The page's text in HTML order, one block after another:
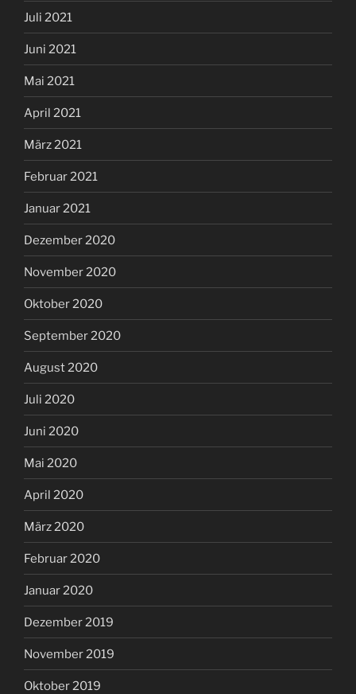
Juli 2021
Juni 2021
Mai 2021
April 2021
März 2021
Februar 2021
Januar 2021
Dezember 2020
November 2020
Oktober 2020
September 2020
August 2020
Juli 2020
Juni 2020
Mai 2020
April 2020
März 2020
Februar 2020
Januar 2020
Dezember 2019
November 2019
Oktober 2019